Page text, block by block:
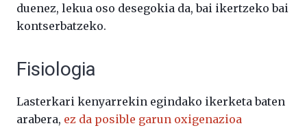
duenez, lekua oso desegokia da, bai ikertzeko bai
kontserbatzeko.
Fisiologia
Lasterkari kenyarrekin egindako ikerketa baten
arabera, ez da posible garun oxigenazioa